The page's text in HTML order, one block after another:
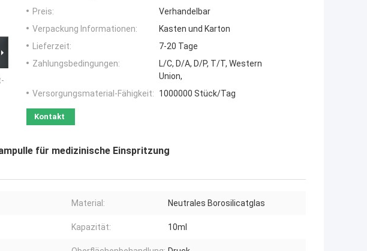
Preis:
Verhandelbar
Verpackung Informationen:
Kasten und Karton
Lieferzeit:
7-20 Tage
Zahlungsbedingungen:
L/C, D/A, D/P, T/T, Western
Union,
Versorgungsmaterial-Fähigkeit:
1000000 Stück/Tag
Kontakt
für medizinische Einspritzung
Material: Neutrales Borosilicatglas
Kapazität: 10ml